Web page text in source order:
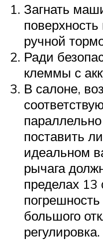
Загнать
ручной
Ради
клеммы с
В салоне,
поставить
идеальном
рычага
пределах 13
большого
регулировка.